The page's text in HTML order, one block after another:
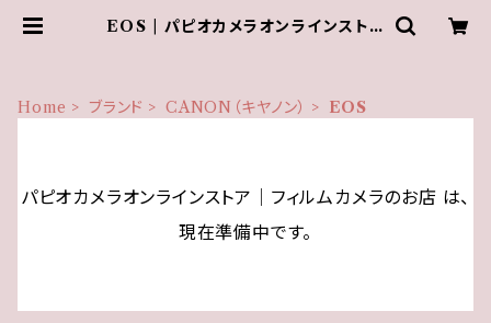
EOS | パピオカメラオンラインストア
Home ブランド CANON（キヤノン） EOS
パピオカメラオンラインストア│フィルムカメラのお店 は、
現在準備中です。